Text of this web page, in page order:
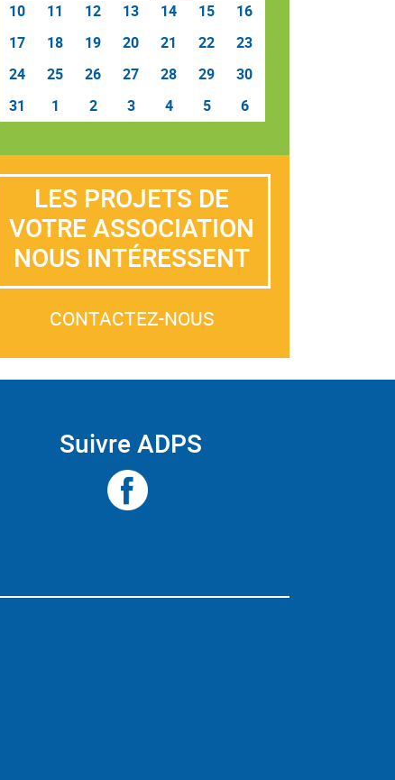
10
11 12 13 14 15
16
17
18 19 20 21 22
23
24
25 26 27 28 29
30
31
1 2 3 4 5 6
LES PROJETS DE
VOTRE ASSOCIATION
NOUS INTÉRESSENT
CONTACTEZ-NOUS
Suivre ADPS